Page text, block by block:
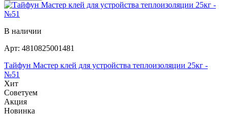
В наличии
Арт: 4810825001481
Тайфун Мастер клей для устройства теплоизоляции 25кг -
№51
Хит
Советуем
Акция
Новинка